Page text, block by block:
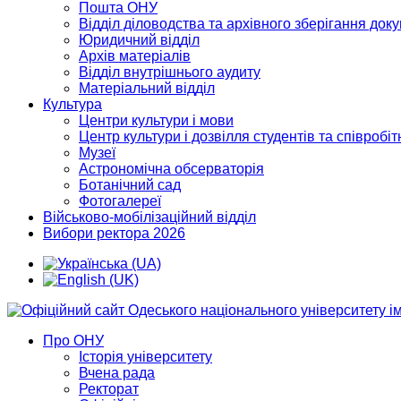
Пошта ОНУ
Відділ діловодства та архівного зберігання
Юридичний відділ
Архів матеріалів
Відділ внутрішнього аудиту
Матеріальний відділ
Культура
Центри культури і мови
Центр культури і дозвілля студентів та
Музеї
Астрономічна обсерваторія
Ботанічний сад
Фотогалереї
Військово-мобілізаційний відділ
Вибори ректора 2026
Про ОНУ
Історія університету
Вчена рада
Ректорат